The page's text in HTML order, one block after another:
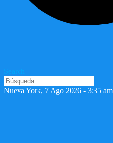
Search
Nueva York, 7 Ago 2026 - 3:35 am